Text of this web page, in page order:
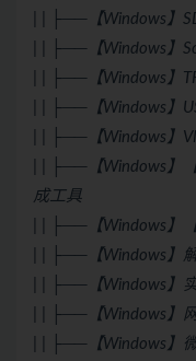
| | ├──【Windows】
| | ├──【Windows】
| | ├──【Windows】
| | ├──【Windows】
| | ├──【Windows】
| | ├──【Windows】
成工具
| | ├──【Windows】
| | ├──【Windows】
| | ├──【Windows】
| | ├──【Windows】
| | ├──【Windows】